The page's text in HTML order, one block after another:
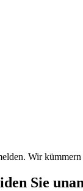
Wir
Sie